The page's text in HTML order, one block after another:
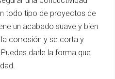
todo tipo de proyectos de
un acabado suave y bien
corrosión y se corta y
darle la forma que